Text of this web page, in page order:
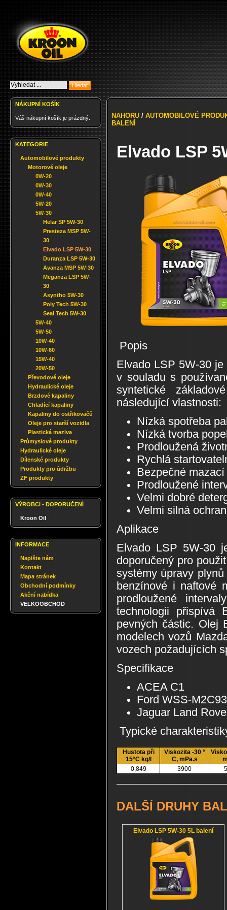
NÁKUPNÍ KOŠÍK
Váš nákupní košík je prázdný.
KATEGORIE
Automobilové produkty
Motorové oleje
0W-20
0W-30
0W-40
5W-20
5W-30
Helar SP 5W-30
Presteza MSP 5W-
30
Elvado LSP 5W-30
Duranza LSP 5W-30
Avanza MSP 5W-30
Meganza LSP 5W-
30
Asyntho 5W-30
Poly Tech 5W-30
Seal Tech 5W-30
5W-40
5W-50
10W-40
10W-60
15W-40
20W-50
Převodové oleje
Hydraulické oleje
Brzdové kapaliny
Chladící kapaliny
Kapaliny do ostřikovačů
Oleje pro starší vozidla
Plastická maziva
Průmyslové produkty
Hydraulické oleje
Dílenské produkty
Produkty pro údržbu
ZF produkty
VÝROBCI - DOPORUČENÍ
Kroon Oil
INFORMACE
Napište nám
Kontakt
Mapa stránek
Obchodní podmínky
Akční nabídka
VELKOOBCHOD
NAHORU / AUTOMOBILOVÉ
BALENÍ
Elvado LSP
Popis
Elvado LSP 5W-30
v souladu s
syntetické
následující vlastnosti:
Nízká spotřeba
Nízká tvorba
Prodloužená
Rychlá
Bezpečné
Prodloužené
Velmi dobré
Velmi silná
Aplikace
Elvado LSP 5W-30
doporučený pro
systémy úpravy
benzínové i naftové
prodloužené
technologii přispívá
pevných částic. Olej
modelech vozů
vozech požadujících
Specifikace
ACEA C1
Ford WSS-
Jaguar Land
Typické
Hustota při
15°C kg/l
Viskozita -30 °
C, mPa.s
0,849
3900
DALŠÍ DRUHY
Elvado LSP 5W-30 5L balení